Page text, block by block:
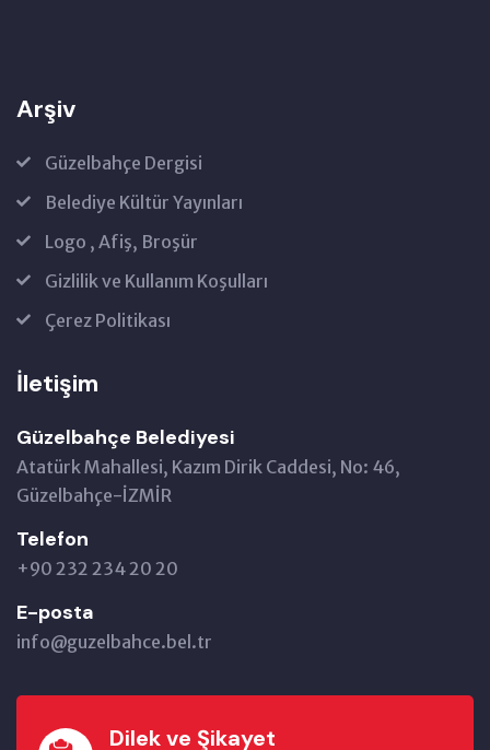
Arşiv
Güzelbahçe Dergisi
Belediye Kültür Yayınları
Logo , Afiş, Broşür
Gizlilik ve Kullanım Koşulları
Çerez Politikası
İletişim
Güzelbahçe Belediyesi
Atatürk Mahallesi, Kazım Dirik Caddesi, No: 46,
Güzelbahçe-İZMİR
Telefon
+90 232 234 20 20
E-posta
info@guzelbahce.bel.tr
Dilek ve Şikayet